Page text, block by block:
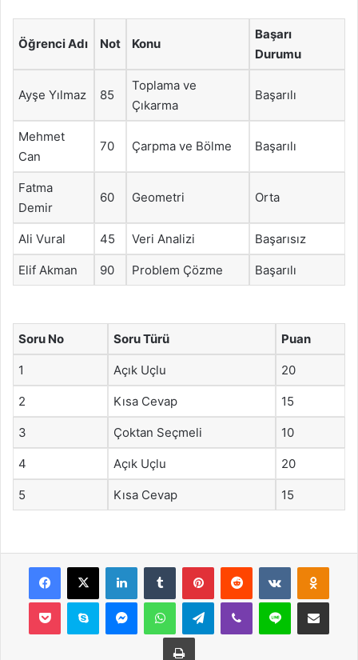
Öğrenci Adı Not Konu
Başarı
Durumu
Ayşe Yılmaz 85
Toplama ve
Çıkarma
Başarılı
Mehmet
Can
70 Çarpma ve Bölme Başarılı
Fatma
Demir
60 Geometri Orta
Ali Vural 45 Veri Analizi Başarısız
Elif Akman 90 Problem Çözme Başarılı
Soru No Soru Türü Puan
1 Açık Uçlu 20
2 Kısa Cevap 15
3 Çoktan Seçmeli 10
4 Açık Uçlu 20
5 Kısa Cevap 15
Facebook
X LinkedInTumblr PinterestReddit VKontakte
Pocket Skype MessengerWhatsAppTelegramViber Line E-Posta ile
Yazdır